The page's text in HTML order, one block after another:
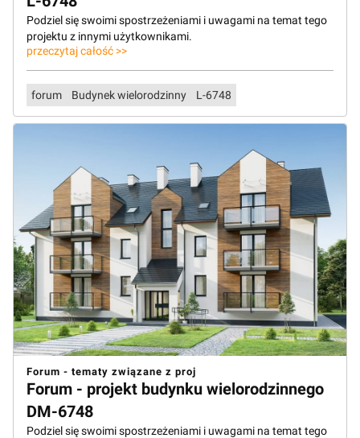
Podziel się swoimi spostrzeżeniami i uwagami na temat tego
projektu z innymi użytkownikami.
przeczytaj całość >>
forum Budynek wielorodzinny L-6748
Forum - tematy związane z proj
Forum - projekt budynku wielorodzinnego
DM-6748
Podziel się swoimi spostrzeżeniami i uwagami na temat tego